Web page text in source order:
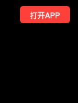
打开APP